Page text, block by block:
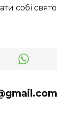
собі свято